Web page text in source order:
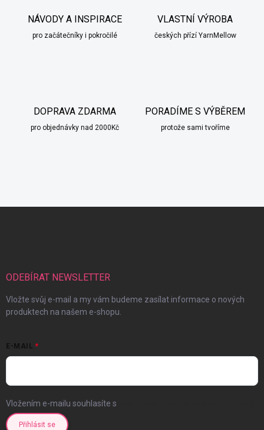
NÁVODY A INSPIRACE
pro začátečníky i pokročilé
VLASTNÍ VÝROBA
českých přízí YarnMellow
DOPRAVA ZDARMA
pro objednávky nad 2000Kč
PORADÍME S VÝBĚREM
protože sami tvoříme
ODEBÍRAT NEWSLETTER
Vložte svůj e-mail a my vám budeme zasílat informace o nových
produktech na našem e-shopu.
E-MAIL
Vložením e-mailu souhlasíte s
Přihlásit se